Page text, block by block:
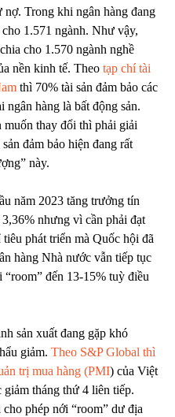
nợ. Trong khi ngân hàng đang
1.571 ngành. Như vậy,
cho 1.570 ngành nghề
nền kinh tế. Theo tạp chí tài
thì 70% tài sản đảm bảo các
ngân hàng là bất động sản.
muốn thay đổi thì phải giải
đảm bảo hiện đang rất
này.
năm 2023 tăng trưởng tín
nhưng vì cần phải đạt
phát triển mà Quốc hội đã
hàng Nhà nước vẫn tiếp tục
“room” đến 13-15% tuỳ điều
sản xuất đang gặp khó
giảm. Theo S&P Global thì
trị mua hàng (PMI) của Việt
giảm tháng thứ 4 liên tiếp.
phép nới “room” dư địa